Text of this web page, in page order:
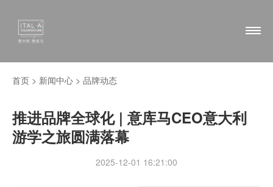
首页 > 新闻中心 > 品牌动态
推进品牌全球化 | 意库马CEO意大利
游学之旅圆满落幕
2025-12-01 16:21:00